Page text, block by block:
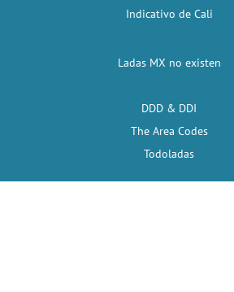
Indicativo de Cali
Ladas MX no existen
DDD & DDI
The Area Codes
Todoladas